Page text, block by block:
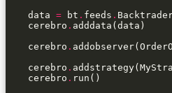
    data
= bt . feeds .
    cerebro
.
    cerebro
.
    cerebro
.
    cerebro
.